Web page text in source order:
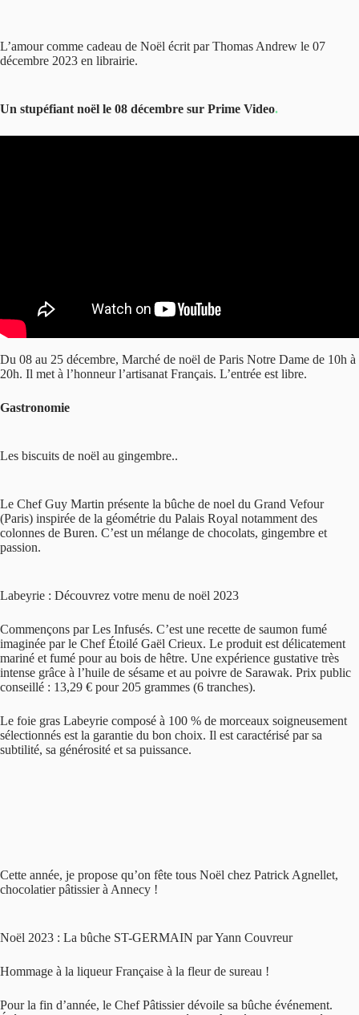
L’amour comme cadeau de Noël écrit par Thomas Andrew le 07
décembre 2023 en librairie.
Un stupéfiant noël le 08 décembre sur Prime Video.
Du 08 au 25 décembre, Marché de noël de Paris Notre Dame de 10h à
20h. Il met à l’honneur l’artisanat Français. L’entrée est libre.
Gastronomie
Les biscuits de noël au gingembre..
Le Chef Guy Martin présente la bûche de noel du Grand Vefour
(Paris) inspirée de la géométrie du Palais Royal notamment des
colonnes de Buren. C’est un mélange de chocolats, gingembre et
passion.
Labeyrie : Découvrez votre menu de noël 2023
Commençons par Les Infusés. C’est une recette de saumon fumé
imaginée par le Chef Étoilé Gaël Crieux. Le produit est délicatement
mariné et fumé pour au bois de hêtre. Une expérience gustative très
intense grâce à l’huile de sésame et au poivre de Sarawak. Prix public
conseillé : 13,29 € pour 205 grammes (6 tranches).
Le foie gras Labeyrie composé à 100 % de morceaux soigneusement
sélectionnés est la garantie du bon choix. Il est caractérisé par sa
subtilité, sa générosité et sa puissance.
Cette année, je propose qu’on fête tous Noël chez Patrick Agnellet,
chocolatier pâtissier à Annecy !
Noël 2023 : La bûche ST-GERMAIN par Yann Couvreur
Hommage à la liqueur Française à la fleur de sureau !
Pour la fin d’année, le Chef Pâtissier dévoile sa bûche événement.